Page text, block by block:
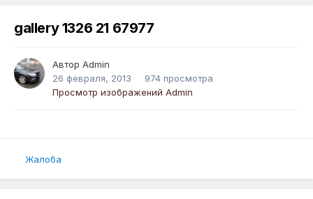
gallery 1326 21 67977
Автор Admin
26 февраля, 2013
974 просмотра
Просмотр изображений Admin
Жалоба